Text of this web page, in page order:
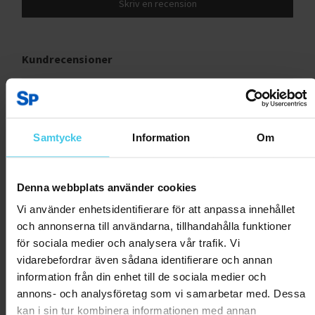
Samtycke Information Om
Denna webbplats använder cookies
Vi använder enhetsidentifierare för att anpassa innehållet
och annonserna till användarna, tillhandahålla funktioner
för sociala medier och analysera vår trafik. Vi
vidarebefordrar även sådana identifierare och annan
information från din enhet till de sociala medier och
annons- och analysföretag som vi samarbetar med. Dessa
kan i sin tur kombinera informationen med annan
Skriv en recension
Kundrecensioner
hyvävääntöinen moottori
till
0 0
Rapportera som olämplig
Jani P.22.09.2024
Mahtava tuote.
Hinta laatu suhde kohdallaan. Hyvän oloinen pyörä päivittäiseen